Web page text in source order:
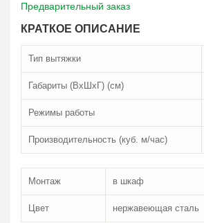
Предварительный заказ
КРАТКОЕ ОПИСАНИЕ
Тип вытяжки
Габариты (ВxШxГ) (см)
Режимы работы
Производительность (куб. м/час)
Монтаж в шкаф
Цвет нержавеющая сталь